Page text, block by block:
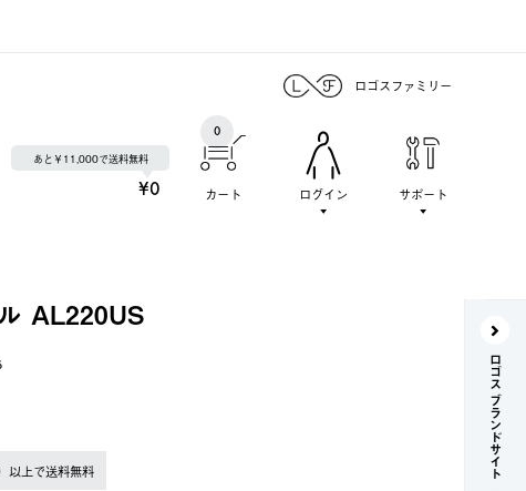
ロゴスファミリー
あと￥11,000で送料無料
¥0 カート
0
ログイン サポート
AL220US
以上で送料無料 ロゴス ブランドサイト